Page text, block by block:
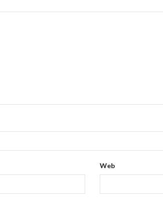
Web